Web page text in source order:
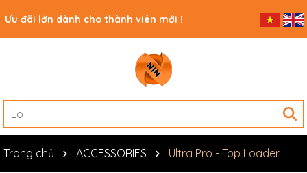
Ưu đãi lớn dành cho thành viên mới !
Trang chủ ACCESSORIES Ultra Pro - Top Loader